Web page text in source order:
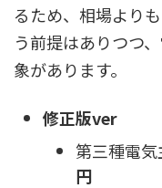
るため、相場より
う前提はありつつ
象があります。
修正版ver
第三種電
円